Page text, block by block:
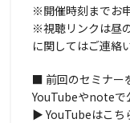
※開催時刻までお
※視聴リンクは昼
に関してはご連絡
■ 前回のセミナー
YouTubeやnoteで
▶ YouTubeはこち